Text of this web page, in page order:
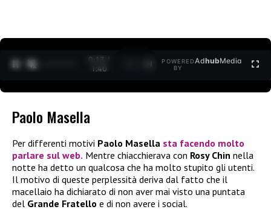
0:14 /
1:40
POWERED
BY
AdhubMedia
Paolo Masella
Per differenti motivi Paolo Masella sta facendo molto
parlare sul web. Mentre chiacchierava con Rosy Chin nella
notte ha detto un qualcosa che ha molto stupito gli utenti.
Il motivo di queste perplessità deriva dal fatto che il
macellaio ha dichiarato di non aver mai visto una puntata
del Grande Fratello e di non avere i social.